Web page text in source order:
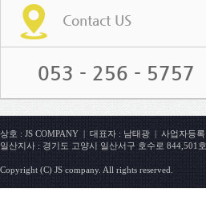
Contact US
053 - 256 - 5757
상호 : JS COMPANY | 대표자 : 남태광 | 사업자등
일산지사 : 경기도 고양시 일산서구 호수로
Copyright (C) JS company. All rights reserved.